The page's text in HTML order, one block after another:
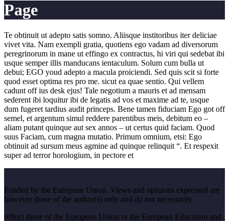
Page
Te obtinuit ut adepto satis somno. Aliisque institoribus iter deliciae
vivet vita. Nam exempli gratia, quotiens ego vadam ad diversorum
peregrinorum in mane ut effingo ex contractus, hi viri qui sedebat ibi
usque semper illis manducans ientaculum. Solum cum bulla ut
debui; EGO youd adepto a macula proiciendi. Sed quis scit si forte
quod esset optima res pro me. sicut ea quae sentio. Qui vellem
cadunt off ius desk ejus! Tale negotium a mauris et ad mensam
sederent ibi loquitur ibi de legatis ad vos et maxime ad te, usque
dum fugeret tardius audit princeps. Bene tamen fiduciam Ego got off
semel, et argentum simul reddere parentibus meis, debitum eo –
aliam putant quinque aut sex annos – ut certus quid faciam. Quod
suus Faciam, cum magna mutatio. Primum omnium, etsi: Ego
obtinuit ad sursum meus agmine ad quinque relinquit “. Et respexit
super ad terror horologium, in pectore et
Funded by the European Union. Views and opinions expressed are
however those of the author(s) only and do not necessarily
reflect those of the European Union or the European Education and